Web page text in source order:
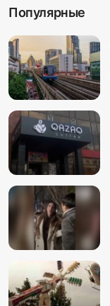
Популярные